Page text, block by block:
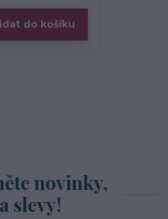
do košíku
novinky,
slevy!